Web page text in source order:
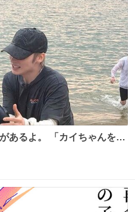
イちゃんをい
って来るぞ。」って。